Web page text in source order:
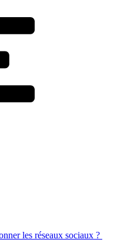
les réseaux sociaux ?